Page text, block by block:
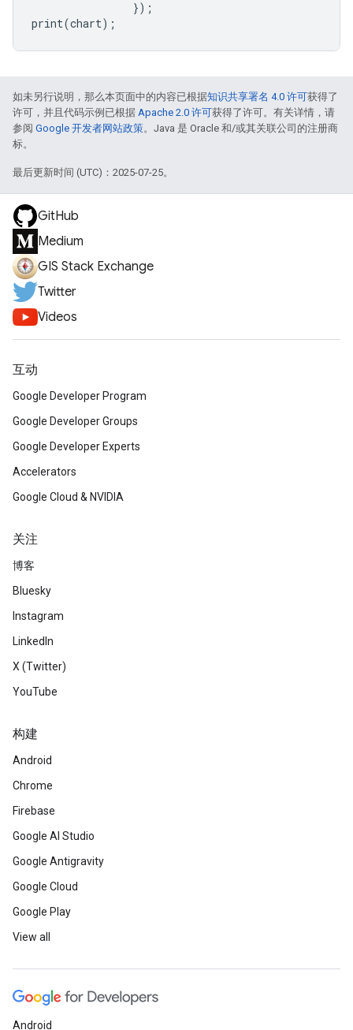
});
print(chart);
如未另行说明，那么本页面中的内容已根据知识共享署名 4.0 许可获得了
许可，并且代码示例已根据 Apache 2.0 许可获得了许可。有关详情，请
参阅 Google 开发者网站政策。Java 是 Oracle 和/或其关联公司的注册商
标。
最后更新时间 (UTC)：2025-07-25。
GitHub
Medium
GIS Stack Exchange
Twitter
Videos
互动
Google Developer Program
Google Developer Groups
Google Developer Experts
Accelerators
Google Cloud & NVIDIA
关注
博客
Bluesky
Instagram
LinkedIn
X (Twitter)
YouTube
构建
Android
Chrome
Firebase
Google AI Studio
Google Antigravity
Google Cloud
Google Play
View all
Android